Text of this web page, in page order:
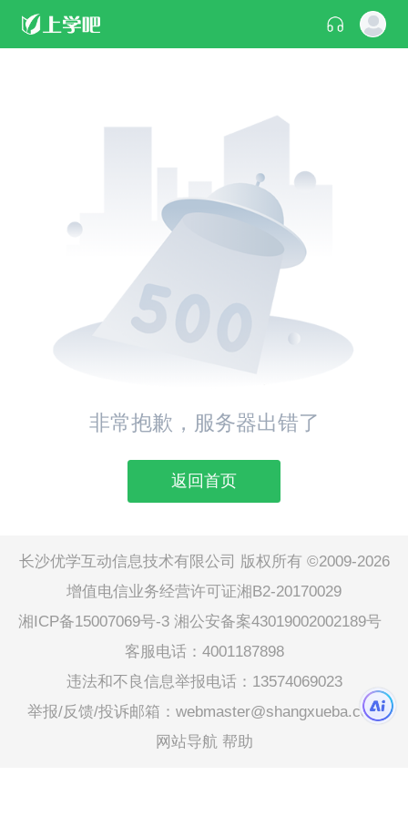
非常抱歉，服务器出错了
返回首页
长沙优学互动信息技术有限公司 版权所有 ©2009-2026
增值电信业务经营许可证湘B2-20170029
湘ICP备15007069号-3 湘公安备案43019002002189号
客服电话：4001187898
违法和不良信息举报电话：13574069023
举报/反馈/投诉邮箱：webmaster@shangxueba.com
网站导航 帮助